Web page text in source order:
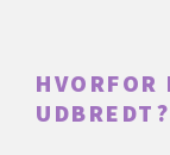
HVORFOR
UDBREDT?